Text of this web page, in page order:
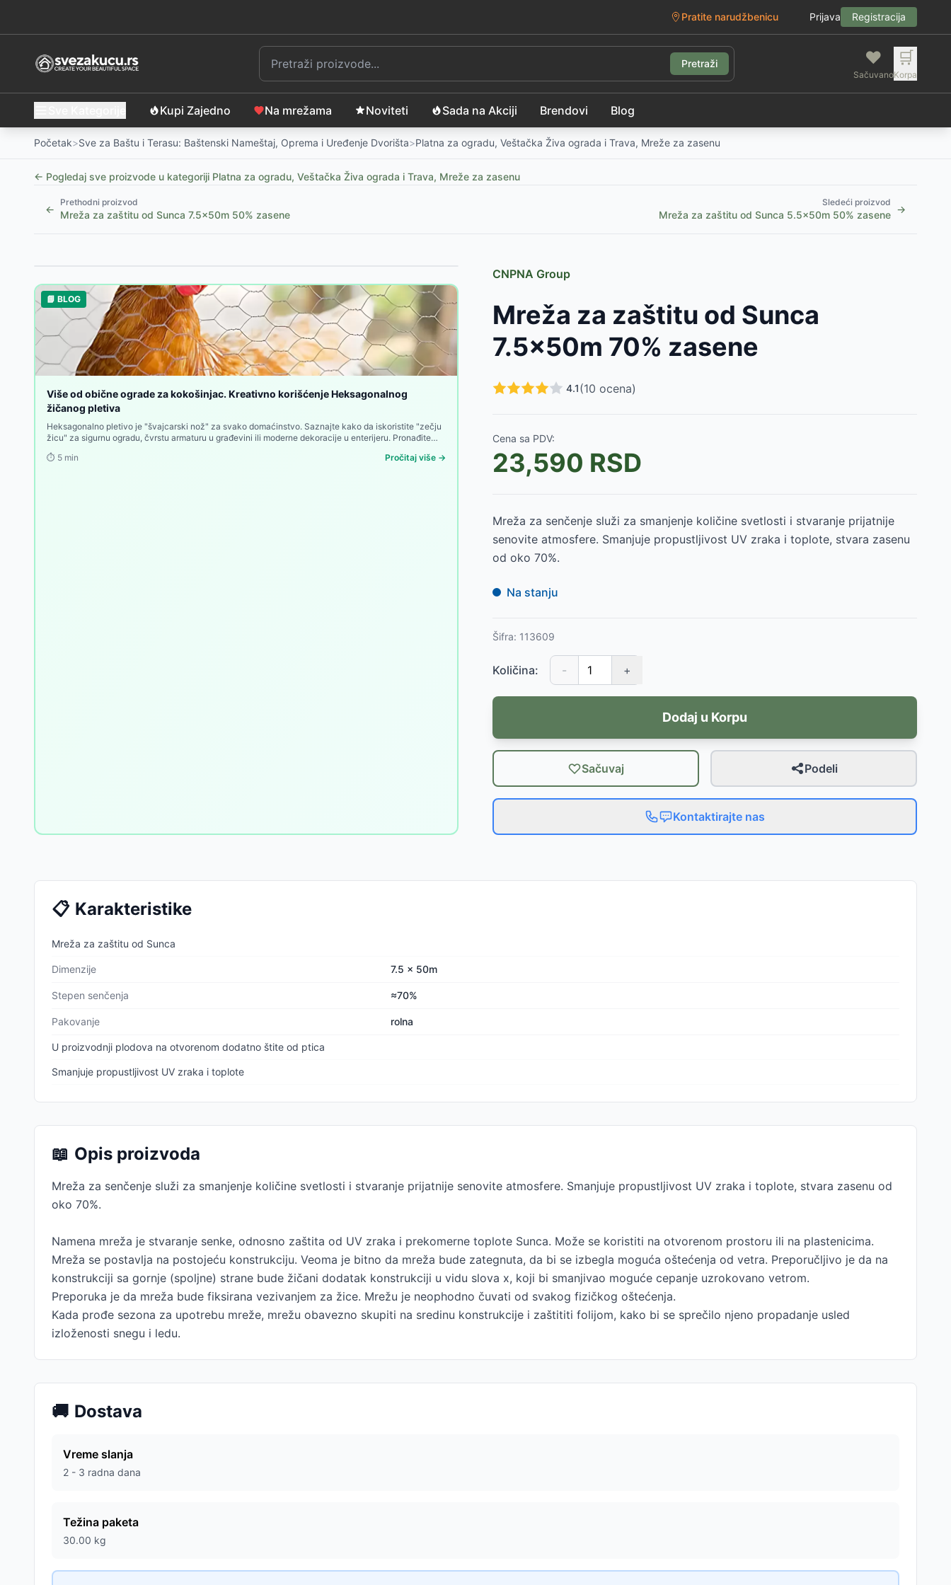
Pratite narudžbenicu Prijava Registracija
Pretraži ❤️
Sačuvano
🛒
Korpa
Kupi Zajedno Na mrežama Noviteti Sada na Akciji Brendovi Blog
Početak>Sve za Baštu i Terasu: Baštenski Nameštaj, Oprema i Uređenje Dvorišta>Platna za ogradu, Veštačka Živa ograda i Trava, Mreže za zasenu
← Pogledaj sve proizvode u kategoriji Platna za ogradu, Veštačka Živa ograda i Trava, Mreže za zasenu
←
Prethodni proizvod
Mreža za zaštitu od Sunca 7.5x50m 50% zasene
Sledeći proizvod
Mreža za zaštitu od Sunca 5.5x50m 50% zasene →
Venturo Green Plastenik Kupola 198x172x190cm-7488
RSD
Plastenik - Konstrukcija i Mreža - 6 x 3 x 2 m Venturo -23244 RSD
Platno za ograde 1.5 x 100m 170725/100
12990RSD
Veštački Bršljen 1 x 2 m Na Harmonika Konstrukciji-2550RSD
Veštačka trava D18mm 2x3m-7599RSD
Veštačka trava D18mm 2x5m-12499RSD
Veštačka trava D18mm 2x7m-17199RSD
Veštačka trava D18mm 2x10m
Veštačka trava D28mm 2x10m-28699RSD
Veštačka trava D28mm 2x7m- 20499RSD
Veštačka trava D28mm 2x5m
📘 BLOG
Više od obične ograde za kokošinjac. Kreativno korišćenje Heksagonalnog
žičanog pletiva
Heksagonalno pletivo je "švajcarski nož" za svako domaćinstvo. Saznajte kako da iskoristite "zečju
žicu" za sigurnu ogradu, čvrstu armaturu u građevini ili moderne dekoracije u enterijeru. Pronađite
⏱️ 5 min Pročitaj više →
CNPNA Group
Mreža za zaštitu od Sunca
7.5x50m 70% zasene
4.1(10 ocena)
Cena sa PDV:
23,590 RSD
Mreža za senčenje služi za smanjenje količine svetlosti i stvaranje prijatnije
senovite atmosfere. Smanjuje propustljivost UV zraka i toplote, stvara zasenu
od oko 70%.
Na stanju
Šifra: 113609
Količina: - +
Dodaj u Korpu
Sačuvaj Podeli
Kontaktirajte nas
📋 Karakteristike
Mreža za zaštitu od Sunca
Dimenzije 7.5 x 50m
Stepen senčenja ≈70%
Pakovanje rolna
U proizvodnji plodova na otvorenom dodatno štite od ptica
Smanjuje propustljivost UV zraka i toplote
📖 Opis proizvoda
Mreža za senčenje služi za smanjenje količine svetlosti i stvaranje prijatnije senovite atmosfere. Smanjuje propustljivost UV zraka i toplote, stvara zasenu od
oko 70%.
Namena mreža je stvaranje senke, odnosno zaštita od UV zraka i prekomerne toplote Sunca. Može se koristiti na otvorenom prostoru ili na plastenicima.
Mreža se postavlja na postojeću konstrukciju. Veoma je bitno da mreža bude zategnuta, da bi se izbegla moguća oštećenja od vetra. Preporučljivo je da na
konstrukciji sa gornje (spoljne) strane bude žičani dodatak konstrukciji u vidu slova x, koji bi smanjivao moguće cepanje uzrokovano vetrom.
Preporuka je da mreža bude fiksirana vezivanjem za žice. Mrežu je neophodno čuvati od svakog fizičkog oštećenja.
Kada prođe sezona za upotrebu mreže, mrežu obavezno skupiti na sredinu konstrukcije i zaštititi folijom, kako bi se sprečilo njeno propadanje usled
izloženosti snegu i ledu.
🚚 Dostava
Vreme slanja
2 - 3 radna dana
Težina paketa
30.00 kg